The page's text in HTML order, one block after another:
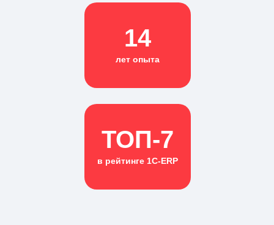
ТОП-7
в рейтинге 1С-ERP
лет опыта
14